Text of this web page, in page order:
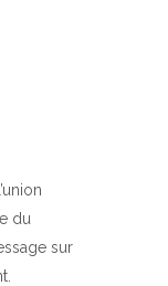
du
sur